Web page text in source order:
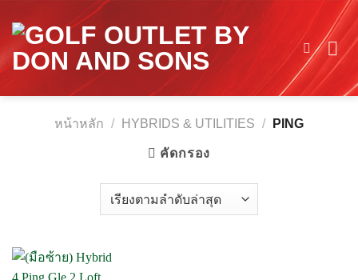
content
หน้าหลัก / HYBRIDS & UTILITIES / PING
คัดกรอง